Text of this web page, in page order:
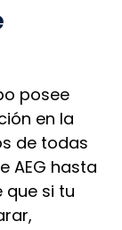
posee
en la
de todas
AEG hasta
que si tu